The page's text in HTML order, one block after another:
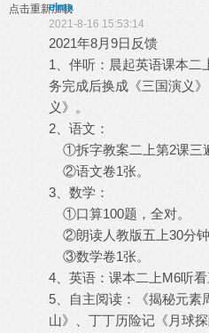
点击重新加载
elma
2021-8-16 15:53:14
2021年8月9日反馈
1、伴听：晨起英语课本二
务完成后换成《三国演义
义》。
2、语文：
①拆字教案二上第2课三
②语文卷1张。
3、数学：
①口算100题，全对。
②朗读人教版五上30分钟
③数学卷1张。
4、英语：课本二上M6听看
5、自主阅读：《揭秘元素
山》、丁丁历险记《月球